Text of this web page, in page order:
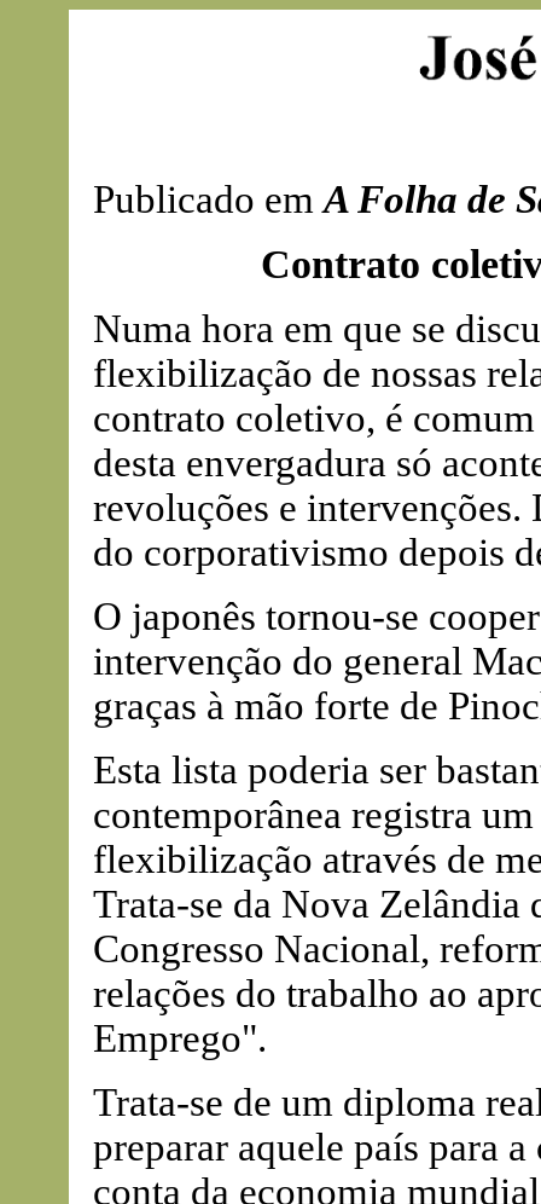
Publicado emA Folha de
Contrato
Numa hora em que se
flexibilização de nossas
contrato coletivo, é
desta envergadura só
revoluções e intervenções.
do corporativismo depois
O japonês tornou-se
intervenção do general
graças à mão forte de
Esta lista poderia ser
contemporânea registra
flexibilização através de
Trata-se da Nova Zelândia
Congresso Nacional,
relações do trabalho ao
Emprego".
Trata-se de um diploma
preparar aquele país para
conta da economia